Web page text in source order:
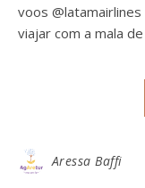
voos
viajar com a mala
Aressa Baffi